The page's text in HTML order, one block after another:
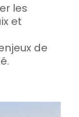
les
et
de